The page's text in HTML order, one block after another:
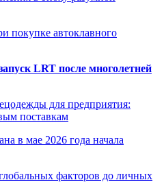
покупке автоклавного
LRT после многолетней
для предприятия:
поставкам
в мае 2026 года начала
факторов до личных